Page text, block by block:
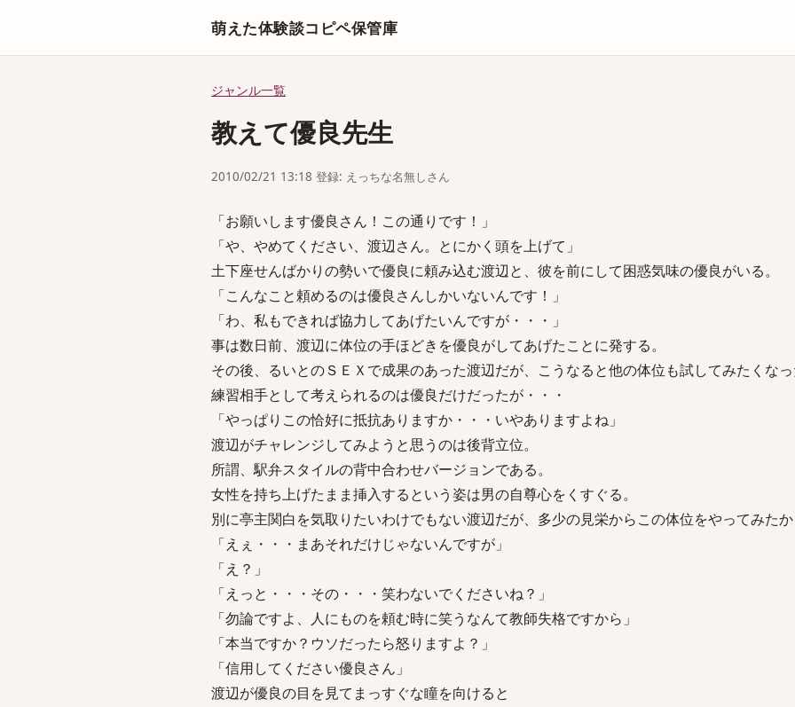
萌えた体験談コピペ保管庫
ジャンル一覧
教えて優良先生
2010/02/21 13:18 登録: えっちな名無しさん
「お願いします優良さん！この通りです！」
「や、やめてください、渡辺さん。とにかく頭を上げて」
土下座せんばかりの勢いで優良に頼み込む渡辺と、彼を前にして困惑気味の優良がいる。
「こんなこと頼めるのは優良さんしかいないんです！」
「わ、私もできれば協力してあげたいんですが・・・」
事は数日前、渡辺に体位の手ほどきを優良がしてあげたことに発する。
その後、るいとのＳＥＸで成果のあった渡辺だが、こうなると他の体位も試してみたくな
練習相手として考えられるのは優良だけだったが・・・
「やっぱりこの恰好に抵抗ありますか・・・いやありますよね」
渡辺がチャレンジしてみようと思うのは後背立位。
所謂、駅弁スタイルの背中合わせバージョンである。
女性を持ち上げたまま挿入するという姿は男の自尊心をくすぐる。
別に亭主関白を気取りたいわけでもない渡辺だが、多少の見栄からこの体位をやってみた
「えぇ・・・まあそれだけじゃないんですが」
「え？」
「えっと・・・その・・・笑わないでくださいね？」
「勿論ですよ、人にものを頼む時に笑うなんて教師失格ですから」
「本当ですか？ウソだったら怒りますよ？」
「信用してください優良さん」
渡辺が優良の目を見てまっすぐな瞳を向けると